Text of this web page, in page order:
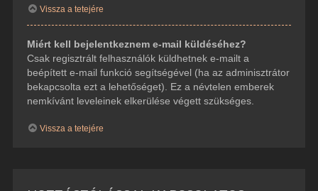
Vissza a tetejére
Miért kell bejelentkeznem e-mail küldéséhez?
Csak regisztrált felhasználók küldhetnek e-mailt a
beépített e-mail funkció segítségével (ha az adminisztrátor
bekapcsolta ezt a lehetőséget). Ez a névtelen emberek
nemkívánt leveleinek elkerülése végett szükséges.
Vissza a tetejére